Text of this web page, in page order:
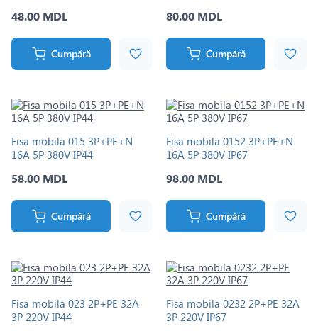
48.00 MDL
Cumpără
80.00 MDL
Cumpără
Fisa mobila 015 3Р+РЕ+N
16A 5P 380V IP44
58.00 MDL
Cumpără
Fisa mobila 0152 3Р+РЕ+N
16A 5P 380V IP67
98.00 MDL
Cumpără
Fisa mobila 023 2P+PE 32A
3P 220V IP44
Fisa mobila 0232 2P+PE 32A
3P 220V IP67